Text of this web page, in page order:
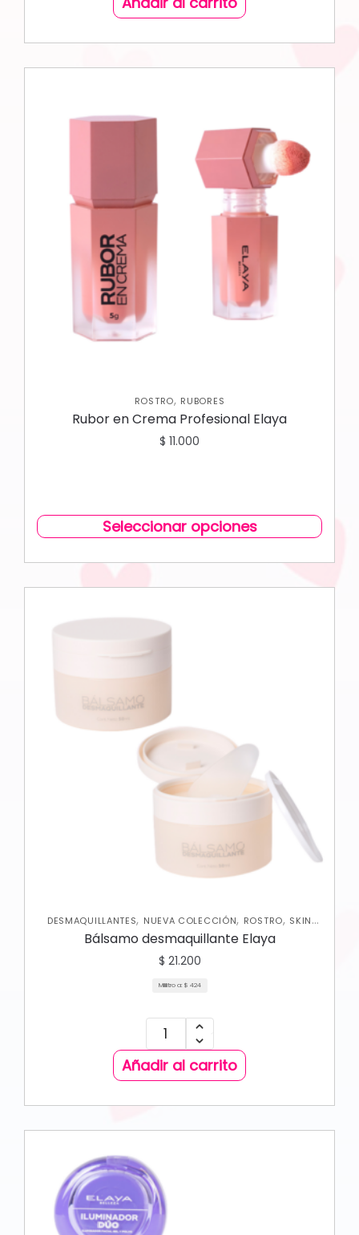
ROSTRO, RUBORES
Rubor en Crema Profesional Elaya
$ 11.000
Seleccionar opciones
DESMAQUILLANTES, NUEVA COLECCIÓN, ROSTRO, SKIN
CARE FACIAL
Bálsamo desmaquillante Elaya
$ 21.200
Mililitro a: $ 424
Añadir al carrito